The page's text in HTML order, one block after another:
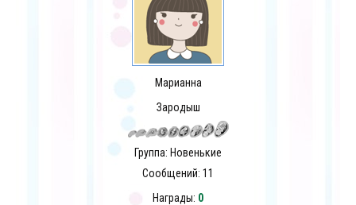
Марианна
Зародыш
Группа: Новенькие
Сообщений: 11
Награды: 0